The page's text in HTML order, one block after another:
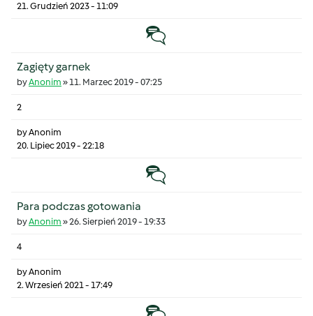
21. Grudzień 2023 - 11:09
Temat zwyczajny
Zagięty garnek
byAnonim »11. Marzec 2019 - 07:25
2
byAnonim
20. Lipiec 2019 - 22:18
Temat zwyczajny
Para podczas gotowania
byAnonim »26. Sierpień 2019 - 19:33
4
byAnonim
2. Wrzesień 2021 - 17:49
Temat zwyczajny